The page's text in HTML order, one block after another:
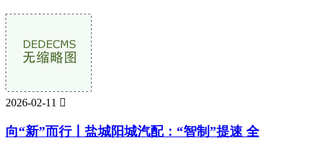
2026-02-11 
向“新”而行丨盐城阳城汽配：“智制”提速 全